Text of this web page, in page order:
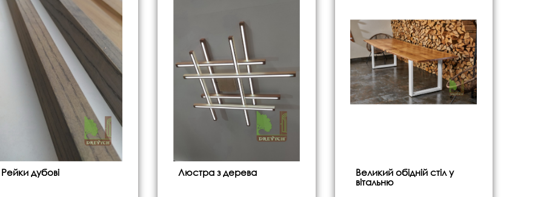
Рейки дубові Люстра з дерева
Великий обідній стіл у
вітальню